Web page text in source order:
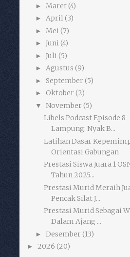
► Maret(4)
► April(3)
► Mei (7)
► Juni (4)
► Juli (5)
► Agustus (9)
► September (5)
► Oktober (2)
▼ November (5)
Libels Podcast Episode 8
Lampung: Nyak B...
Latihan Dasar
Orientasi Gabungan
Prestasi Siswa Juara 1
Tahun 2025...
Prestasi Murid Meraih
Pencak Silat J...
Prestasi Murid Sebagai
Dalam Ajang ...
► Desember (13)
► 2026 (20)